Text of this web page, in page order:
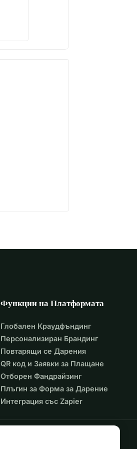
Функции на Платформата
Глобален Краудфъндинг
Персонализиран Брандинг
Повтарящи се Дарения
QR код и Заявки за Плащане
Отборен Фандрайзинг
Плъгин за Форма за Дарение
Интеграция със Zapier